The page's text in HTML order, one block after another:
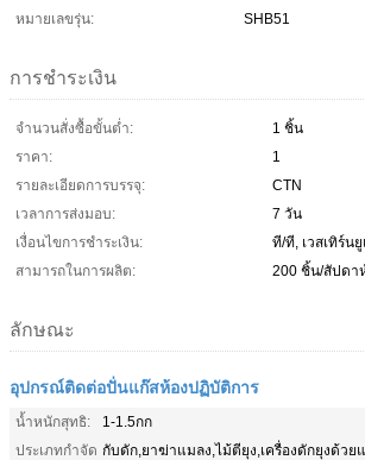
หมายเลขรุ่น:
SHB51
การชำระเงิน
จำนวนสั่งซื้อขั้นต่ำ:
1 ชิ้น
ราคา:
1
รายละเอียดการบรรจุ:
CTN
เวลาการส่งมอบ:
7 วัน
เงื่อนไขการชำระเงิน:
ที/ที, เวสเทิร์น
สามารถในการผลิต:
200 ชิ้น/สัปดา
ลักษณะ
อุปกรณ์ติดต่อปั่นแก๊สห้องปฏิบัติการ
น้ำหนักสุทธิ:
1-1.5กก
ประเภทกำจัด กับดัก,ยาฆ่าแมลง,ไม้ตียุง,เครื่องดักยุงด้วย